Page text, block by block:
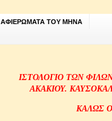
ΑΦΙΕΡΩΜΑΤΑ ΤΟΥ ΜΗΝΑ
ΙΣΤΟΛΟΓΙΟ ΤΩΝ
ΑΚΑΚΙΟΥ.
ΚΑΛΩΣ